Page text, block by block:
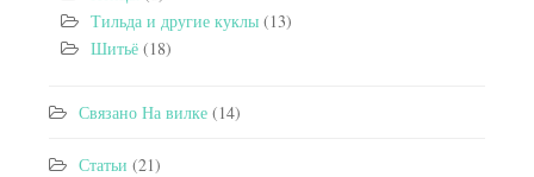
Тильда и другие куклы (13)
Шитьё (18)
Связано На вилке (14)
Статьи (21)